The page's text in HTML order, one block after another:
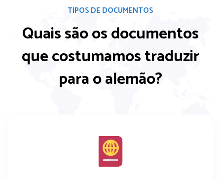
TIPOS DE DOCUMENTOS
Quais são os documentos
que costumamostraduzir
para o alemão?